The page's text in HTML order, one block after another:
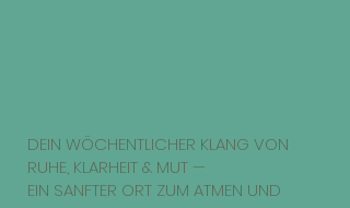
DEIN WÖCHENTLICHER KLANG VON
RUHE, KLARHEIT & MUT —
EIN SANFTER ORT ZUM ATMEN UND